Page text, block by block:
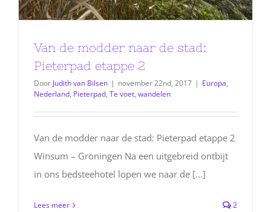
Van de modder naar de stad:
Pieterpad etappe 2
Door Judith van Bilsen | november 22nd, 2017 | Europa,
Nederland, Pieterpad, Te voet, wandelen
Van de modder naar de stad: Pieterpad etappe 2
Winsum – Groningen Na een uitgebreid ontbijt
in ons bedsteehotel lopen we naar de [...]
Lees meer 2